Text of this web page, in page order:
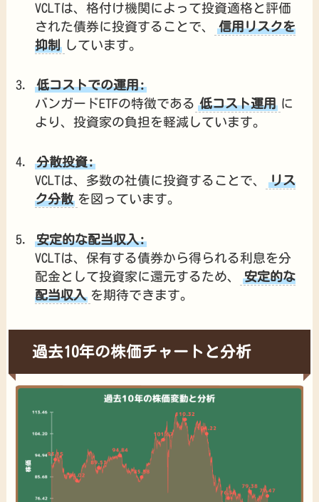
VCLTは、格付け機関によって投資適格と評価
された債券に投資することで、
信用リスクを
抑制 しています。
低コストでの運用:
バンガードETFの特徴である 低コスト運用 に
より、投資家の負担を軽減しています。
分散投資:
VCLTは、多数の社債に投資することで、
リス
ク分散 を図っています。
安定的な配当収入:
VCLTは、保有する債券から得られる利息を分
配金として投資家に還元するため、
安定的な
配当収入 を期待できます。
過去10年の株価チャートと分析